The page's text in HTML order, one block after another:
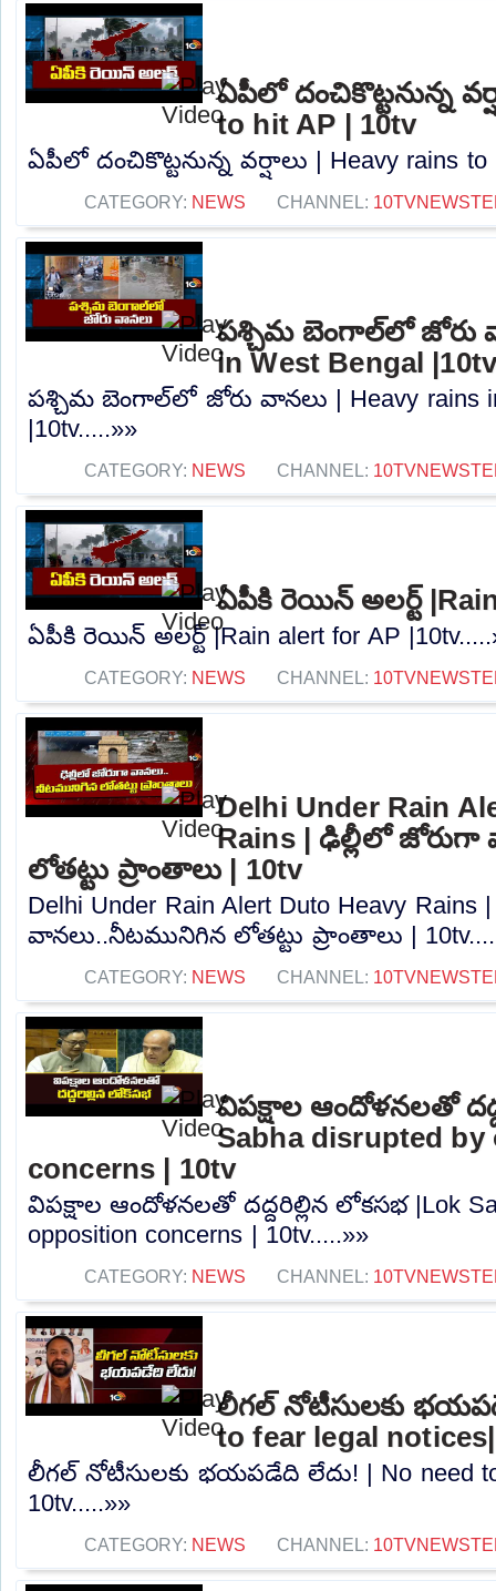
ఏపీలో దంచికొట్టనున్న
to hit AP | 10tv
ఏపీలో దంచికొట్టనున్న వర్షాలు | Heavy rains to
CATEGORY: NEWS CHANNEL:
పశ్చిమ బెంగాల్‌లో జోరు
in West Bengal
పశ్చిమ బెంగాల్‌లో జోరు వానలు | Heavy rains
|10tv.....»»
CATEGORY: NEWS CHANNEL:
ఏపీకి రెయిన్ అలర్ట్
ఏపీకి రెయిన్ అలర్ట్ |Rain alert for AP
CATEGORY: NEWS CHANNEL:
Delhi Under Rain
Rains | ఢిల్లీలో
లోతట్టు ప్రాంతాలు | 10tv
Delhi Under Rain Alert Duto Heavy
వానలు..నీటమునిగిన లోతట్టు ప్రాంతాలు |
CATEGORY: NEWS CHANNEL:
విపక్షాల ఆందోళనలతో
Sabha disrupted
concerns | 10tv
విపక్షాల ఆందోళనలతో దద్దరిల్లిన లోకసభ |Lok
opposition concerns | 10tv.....»»
CATEGORY: NEWS CHANNEL:
లీగల్ నోటీసులకు
to fear legal
లీగల్ నోటీసులకు భయపడేది లేదు! | No need to
10tv.....»»
CATEGORY: NEWS CHANNEL: